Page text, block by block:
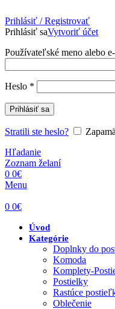
Prihlásiť / Registrovať
Prihlásiť saVytvoriť účet
Používateľské meno alebo
Heslo *
Prihlásiť sa
Stratili ste heslo?
Hľadanie
Zoznam želaní
0 0€
Menu
0 0€
Úvod
Kategórie
Doplnky do
Komoda
Komplety-
Postielky
Rastúce
Oblečenie